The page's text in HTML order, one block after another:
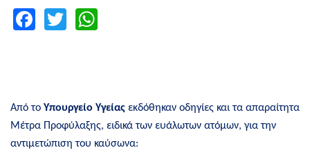
Facebook
Twitter
Από το Υπουργείο Υγείας εκδόθηκαν οδηγίες και τα απαραίτητα
Μέτρα Προφύλαξης, ειδικά των ευάλωτων ατόμων, για την
αντιμετώπιση του καύσωνα: